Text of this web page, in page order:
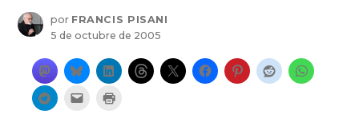
por FRANCIS PISANI
5 de octubre de 2005